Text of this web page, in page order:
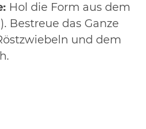
Hol die Form aus dem
Bestreue das Ganze
und dem